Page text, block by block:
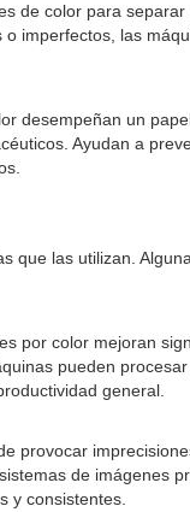
de color para
imperfectos, las
desempeñan un
Ayudan a
que las utilizan.
por color mejoran
pueden
general.
provocar
de imágenes
y consistentes.